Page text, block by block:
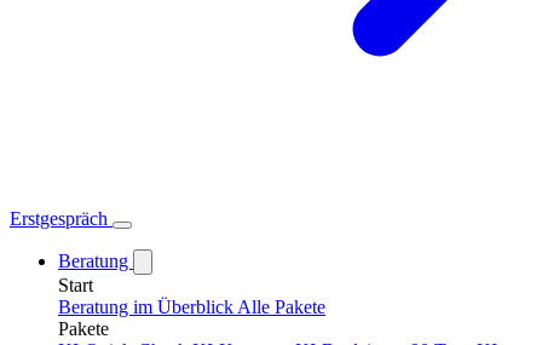
Erstgespräch
Beratung
Start
Beratung im Überblick Alle Pakete
Pakete